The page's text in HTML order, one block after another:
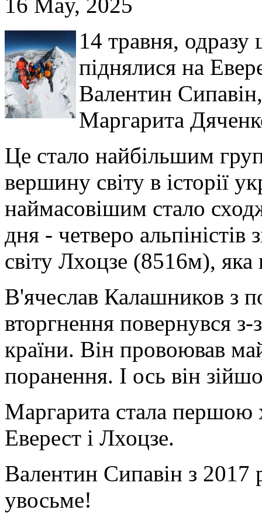
16 May, 2025
14 травня, одразу
піднялися на
Валентин
Маргарита
Це стало найбільшим
вершину світу в історії
наймасовішим стало
дня - четверо
світу Лхоцзе (8516м),
В'ячеслав Калашников з
вторгнення повернувся з-
країни. Він провоював
поранення. І ось він
Маргарита стала першою
Еверест і Лхоцзе.
Валентин Сипавін з 2017
увосьме!